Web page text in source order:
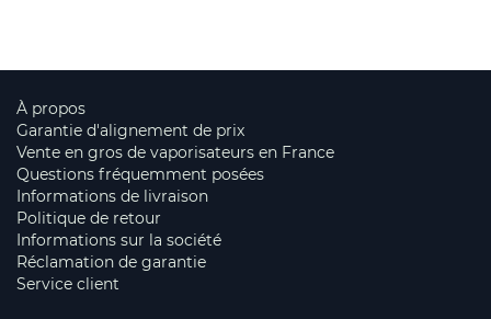
À propos
Garantie d'alignement de prix
Vente en gros de vaporisateurs en France
Questions fréquemment posées
Informations de livraison
Politique de retour
Informations sur la société
Réclamation de garantie
Service client